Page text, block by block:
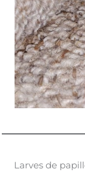
Larves de